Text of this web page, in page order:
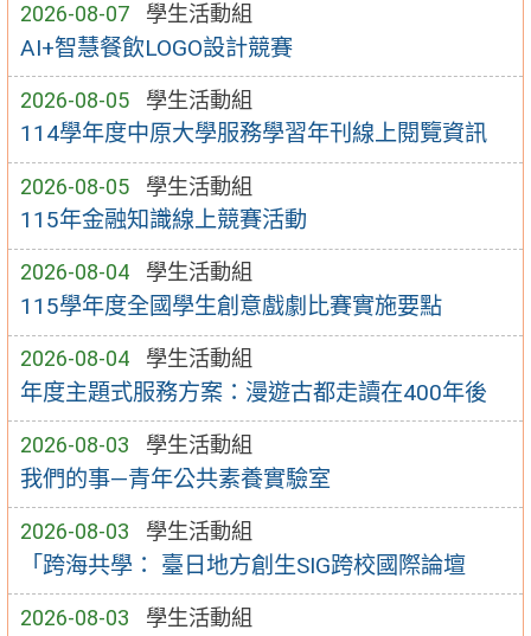
2026-08-07 學生活動組
AI+智慧餐飲LOGO設計競賽
2026-08-05 學生活動組
114學年度中原大學服務學習年刊線上閱覽資訊
2026-08-05 學生活動組
115年金融知識線上競賽活動
2026-08-04 學生活動組
115學年度全國學生創意戲劇比賽實施要點
2026-08-04 學生活動組
年度主題式服務方案：漫遊古都走讀在400年後
2026-08-03 學生活動組
我們的事—青年公共素養實驗室
2026-08-03 學生活動組
「跨海共學： 臺日地方創生SIG跨校國際論壇
2026-08-03 學生活動組